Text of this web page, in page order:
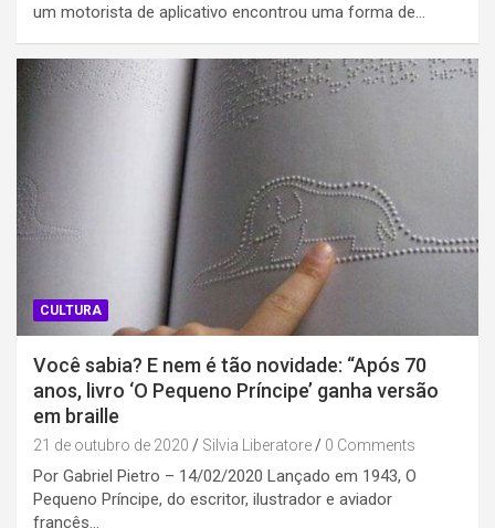
um motorista de aplicativo encontrou uma forma de…
CULTURA
Você sabia? E nem é tão novidade: “Após 70
anos, livro ‘O Pequeno Príncipe’ ganha versão
em braille
21 de outubro de 2020 Silvia Liberatore 0 Comments
Por Gabriel Pietro – 14/02/2020 Lançado em 1943, O
Pequeno Príncipe, do escritor, ilustrador e aviador
francês…